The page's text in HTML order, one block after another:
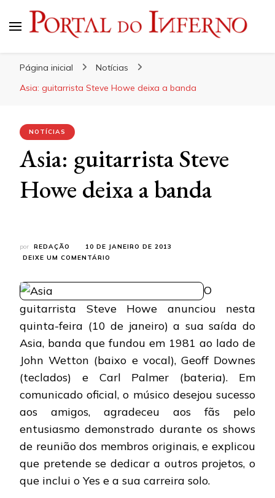
Página inicial
Notícias
Asia: guitarrista Steve Howe deixa a banda
NOTÍCIAS
Asia: guitarrista Steve
Howe deixa a banda
por REDAÇÃO
10 DE JANEIRO DE 2013
DEIXE UM COMENTÁRIO
HOWE
DEIXA
A
BANDA
O
guitarrista Steve Howe anunciou nesta
quinta-feira (10 de janeiro) a sua saída do
Asia, banda que fundou em 1981 ao lado de
John Wetton (baixo e vocal), Geoff Downes
(teclados) e Carl Palmer (bateria). Em
comunicado oficial, o músico desejou sucesso
aos amigos, agradeceu aos fãs pelo
entusiasmo demonstrado durante os shows
de reunião dos membros originais, e explicou
que pretende se dedicar a outros projetos, o
que inclui o Yes e a sua carreira solo.